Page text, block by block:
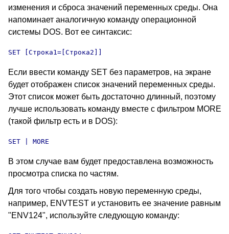
изменения и сброса значений переменных среды. Она
напоминает аналогичную команду операционной
системы DOS. Вот ее синтаксис:
SET [Строка1=[Строка2]]
Если ввести команду SET без параметров, на экране
будет отображен список значений переменных среды.
Этот список может быть достаточно длинный, поэтому
лучше использовать команду вместе с фильтром MORE
(такой фильтр есть и в DOS):
SET | MORE
В этом случае вам будет предоставлена возможность
просмотра списка по частям.
Для того чтобы создать новую переменную среды,
например, ENVTEST и установить ее значение равным
"ENV124", используйте следующую команду: